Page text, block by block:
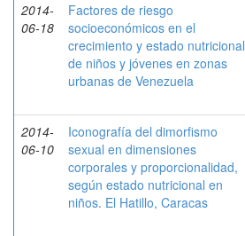
2014-
06-18
Factores de riesgo
socioeconómicos en el
crecimiento y estado nutricional
de niños y jóvenes en zonas
urbanas de Venezuela
2014-
06-10
Iconografía del dimorfismo
sexual en dimensiones
corporales y proporcionalidad,
según estado nutricional en
niños. El Hatillo, Caracas